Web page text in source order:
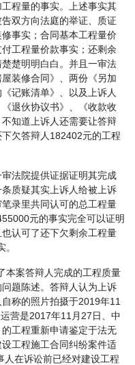
程量的事实。上述事实其
双方向法庭的举证、质证
事实；合同基本工程量价
工程量价款事实；还剩余
楚明明白白。并且一审法
装修合同》、两份《另加
记账清单》、以及上诉人
退伙协议书》、《收款收
知道上诉人还需要让答辩
欠答辩人182402元的工程
法院提供证据证明其完成
质疑其实上诉人给被上诉
录里共同认可的总工程量
元的事实完全可以证明
认可了还下欠剩余工程量
本案答辩人完成的工程质量
题陈述。答辩人认为上诉
称的照片拍摄于2019年11
营是2017年11月27日、中
工程重新申请鉴定于法无
工程施工合同纠纷案件适
人在诉讼前已经对建设工程